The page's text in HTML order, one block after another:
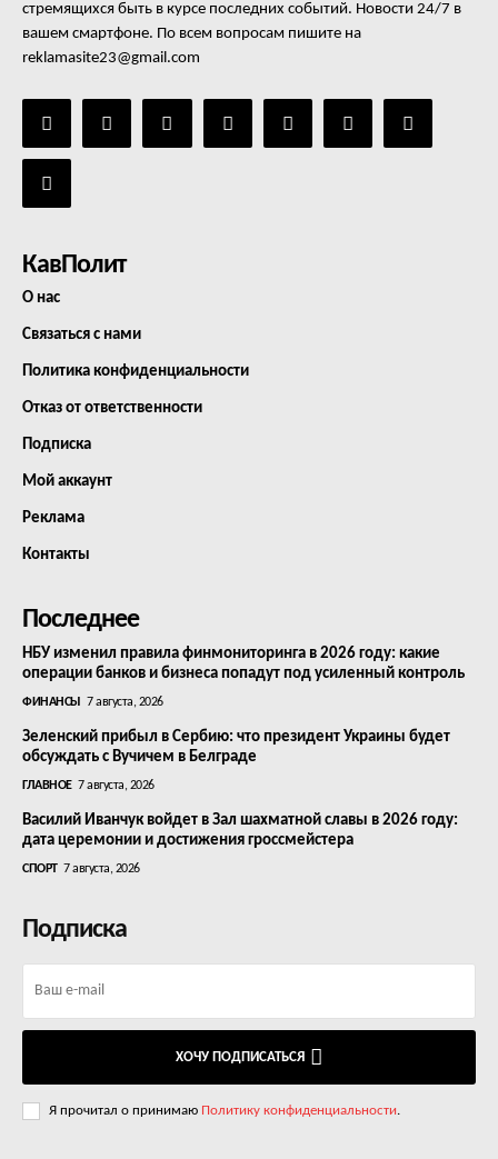
стремящихся быть в курсе последних событий. Новости 24/7 в
вашем смартфоне. По всем вопросам пишите на
reklamasite23@gmail.com
КавПолит
О нас
Связаться с нами
Политика конфиденциальности
Отказ от ответственности
Подписка
Мой аккаунт
Реклама
Контакты
Последнее
НБУ изменил правила финмониторинга в 2026 году: какие
операции банков и бизнеса попадут под усиленный контроль
ФИНАНСЫ 7 августа, 2026
Зеленский прибыл в Сербию: что президент Украины будет
обсуждать с Вучичем в Белграде
ГЛАВНОЕ 7 августа, 2026
Василий Иванчук войдет в Зал шахматной славы в 2026 году:
дата церемонии и достижения гроссмейстера
СПОРТ 7 августа, 2026
Подписка
ХОЧУ ПОДПИСАТЬСЯ
Я прочитал о принимаю Политику конфиденциальности.